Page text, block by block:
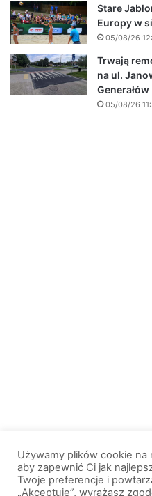
Stare
Europy w
05/08/26
Trwają
na ul.
Generałów
05/08/26
Używamy plików cookie
aby zapewnić Ci jak
Twoje preferencje i
„Akceptuję”, wyrażasz